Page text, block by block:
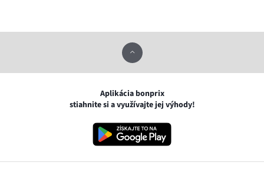
Aplikácia bonprix
stiahnite si a využívajte jej výhody!